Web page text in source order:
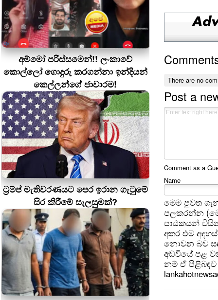
අම්මෝ පරිස්සමෙන්!! ලංකාවේ
කොල්ලෝ ගොදුරු කරගන්නා ඉන්දියන්
කෙල්ලන්ගේ ජාවාරම!
ට්‍රම්ප් මැතිවරණයට පෙර ඉරාන ගැටුමේ
සිර කිරීමේ සැලසුමක්?
There are no
Post a
Comment as a
Name
මෙම පුවත
පලකරන්න
පාඨකයන්
අතර එම
නොවන බව
අඩවියේ පළ
නම් ඒ පිළිබඳව